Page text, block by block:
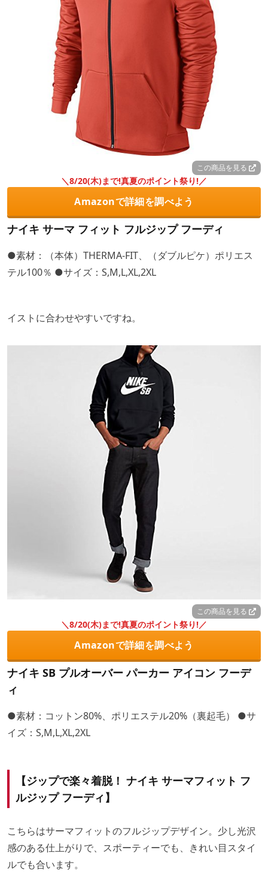
この商品を見る
＼8/20(木)まで!真夏のポイント祭り!／
Amazonで詳細を調べよう
ナイキ サーマ フィット フルジップ フーディ
●素材：（本体）THERMA-FIT、（ダブルピケ）ポリエス
テル100％ ●サイズ：S,M,L,XL,2XL
イストに合わせやすいですね。
この商品を見る
＼8/20(木)まで!真夏のポイント祭り!／
Amazonで詳細を調べよう
ナイキ SB プルオーバー パーカー アイコン フーデ
ィ
●素材：コットン80%、ポリエステル20%（裏起毛） ●サ
イズ：S,M,L,XL,2XL
【ジップで楽々着脱！ ナイキ サーマフィット フ
ルジップ フーディ】
こちらはサーマフィットのフルジップデザイン。少し光沢
感のある仕上がりで、スポーティーでも、きれい目スタイ
ルでも合います。